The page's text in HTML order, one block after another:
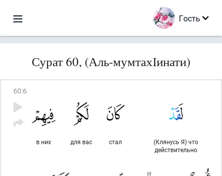
Гость
Сурат 60, (Аль-мумтахІинати)
60:6
(Клянусь Я) что
действительно
стал
для вас
в них